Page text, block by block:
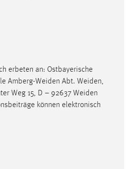
erbeten an: Ostbayerische
Amberg-Weiden Abt. Weiden,
Weg 15, D – 92637 Weiden
können elektronisch
Werbung anzuzeigen.
sie Besucher über Websites